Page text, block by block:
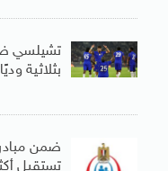
تشيلسي
بثلاثية وديًا
ضمن